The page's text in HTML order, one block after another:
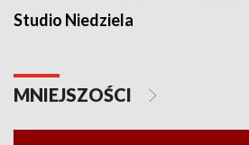
Studio Niedziela
MNIEJSZOŚCI